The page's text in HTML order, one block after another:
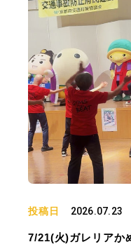
投稿日 2026.07.23
7/21(火)ガレリアか